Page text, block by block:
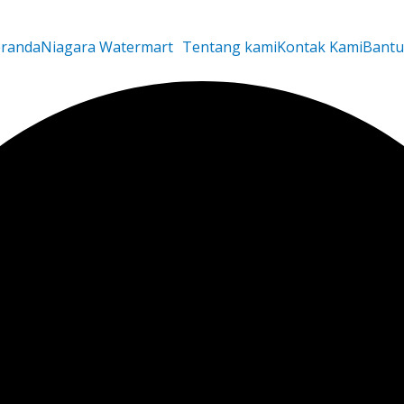
Niagara Watermart Tentang kamiKontak Kami